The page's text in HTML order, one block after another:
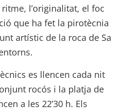
l’originalitat, el foc
que ha fet la pirotècnia
artístic de la roca de Sa
es llencen cada nit
rocós i la platja de
a les 22’30 h. Els